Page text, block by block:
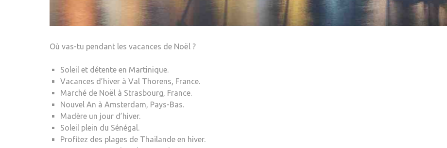
Où vas-tu pendant les vacances de Noël ?
Soleil et détente en Martinique.
Vacances d’hiver à Val Thorens, France.
Marché de Noël à Strasbourg, France.
Nouvel An à Amsterdam, Pays-Bas.
Madère un jour d’hiver.
Soleil plein du Sénégal.
Profitez des plages de Thaïlande en hiver.